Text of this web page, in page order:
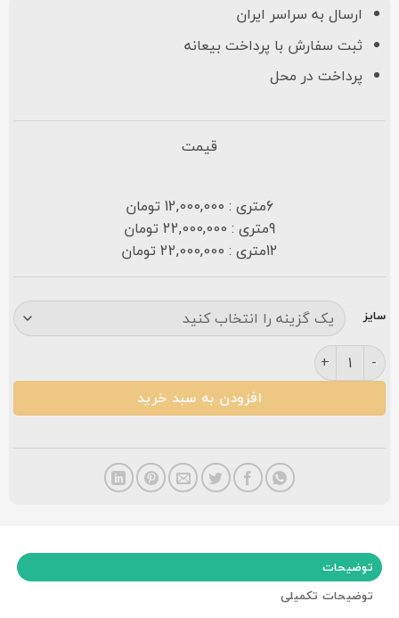
ارسال به سراسر ایران
ثبت سفارش با پرداخت بیعانه
پرداخت در محل
قیمت
6متری : 12,000,000 تومان
9متری : 22,000,000 تومان
12متری : 22,000,000 تومان
سایز
فرش کاشان طرح ناردون ۷۰۰ شانه عدد
افزودن به سبد خرید
توضیحات
توضیحات تکمیلی